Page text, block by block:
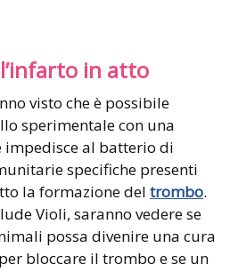
in atto
visto che è possibile
sperimentale con una
impedisce al batterio di
specifiche presenti
la formazione del trombo.
Violi, saranno vedere se
possa divenire una cura
bloccare il trombo e se un